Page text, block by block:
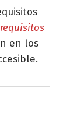
requisitos
en los